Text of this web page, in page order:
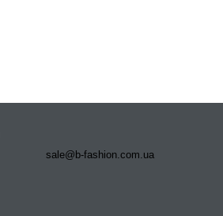
sale@b-fashion.com.ua